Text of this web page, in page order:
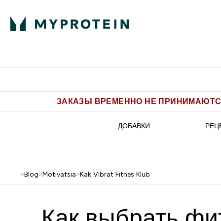
ЗАКАЗЫ ВРЕМЕННО НЕ
ДОБАВКИ
>Blog>Motivatsia>Kak Vibrat Fitnes Klub